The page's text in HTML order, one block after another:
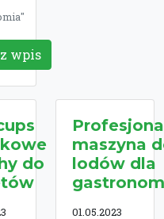
wpis
do
maszyna
lodów dla
01.05.2023